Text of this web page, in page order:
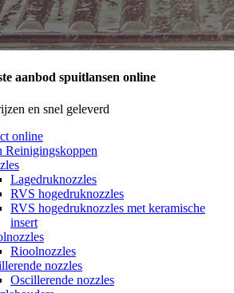
aanbod spuitlansen online
en snel geleverd
online
Reinigingskoppen
Lagedruknozzles
RVS hogedruknozzles
RVS hogedruknozzles met keramische
insert
Rioolnozzles
nozzles
Oscillerende nozzles